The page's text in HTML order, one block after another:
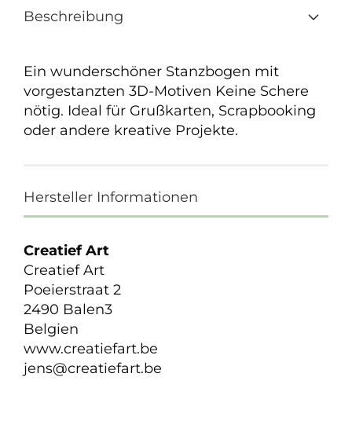
Beschreibung
Ein wunderschöner Stanzbogen mit
vorgestanzten 3D-Motiven Keine Schere
nötig. Ideal für Grußkarten, Scrapbooking
oder andere kreative Projekte.
Hersteller Informationen
Creatief Art
Creatief Art
Poeierstraat 2
2490 Balen3
Belgien
www.creatiefart.be
jens@creatiefart.be